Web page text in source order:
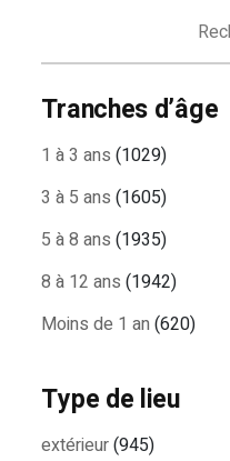
Tranches d’âge
1 à 3 ans (1029)
3 à 5 ans (1605)
5 à 8 ans (1935)
8 à 12 ans (1942)
Moins de 1 an (620)
Type de lieu
extérieur(945)